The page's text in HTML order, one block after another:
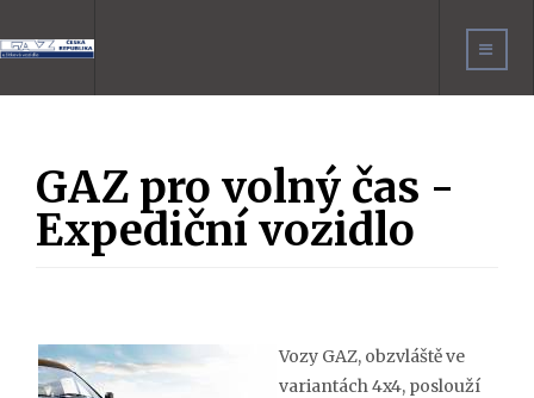
GAZ pro volný čas -
Expediční vozidlo
Vozy GAZ, obzvláště ve
variantách 4x4, poslouží